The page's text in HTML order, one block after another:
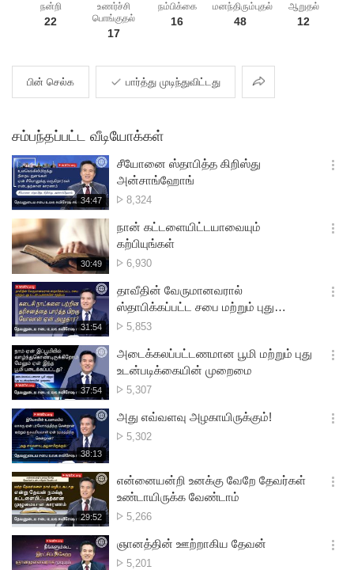
நன்றி
22
உணர்ச்சி
பொங்குதல்
17
நம்பிக்கை
16
மனந்திரும்புதல்
48
ஆறுதல்
12
பின் செல்க பார்த்து முடிந்துவிட்டது பகிர்தல்
சம்பந்தப்பட்ட வீடியோக்கள்
재
생
시
간
34:47
சீயோனை ஸ்தாபித்த கிறிஸ்து
அன்சாங்ஹோங்
பார்த்த
8,324
옵
기
재
생
시
간
30:49
நான் கட்டளையிட்டயாவையும்
கற்பியுங்கள்
பார்த்த
6,930
옵
기
재
생
시
간
31:54
தாவீதின் வேருமானவரால்
ஸ்தாபிக்கப்பட்ட சபை மற்றும் புது
உடன்படிக்கையின் சத்தியம்
பார்த்த
5,853
옵
기
재
생
시
간
37:54
அடைக்கலப்பட்டணமான பூமி மற்றும் புது
உடன்படிக்கையின் முறைமை
பார்த்த
5,307
옵
기
재
생
시
간
38:13
அது எவ்வளவு அழகாயிருக்கும்!
பார்த்த
5,302
옵
기
재
생
시
간
29:52
என்னையன்றி உனக்கு வேறே தேவர்கள்
உண்டாயிருக்க வேண்டாம்
பார்த்த
5,266
옵
기
ஞானத்தின் ஊற்றாகிய தேவன்
பார்த்த
5,201
옵